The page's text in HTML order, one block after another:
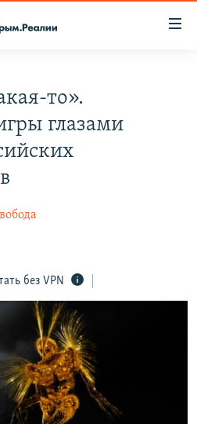
то».
глазами
без VPN